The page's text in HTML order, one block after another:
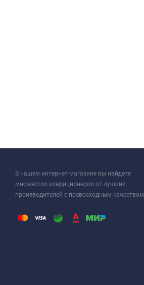
В нашем интернет-магазине вы найдете
множество кондиционеров от лучших
производителей с превосходным качеством.